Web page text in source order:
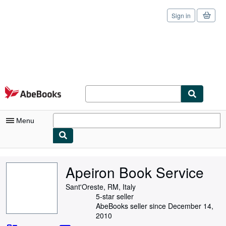
Skip to main content
AbeBooks.com
Sign in
Menu
Apeiron Book Service
Sant'Oreste, RM, Italy
5-star seller
AbeBooks seller since December 14,
2010